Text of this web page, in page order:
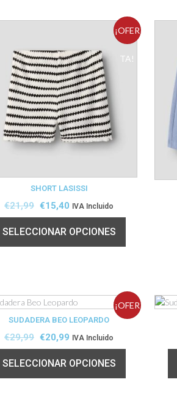
¡OFER
TA!
SHORT LASISSI
€21,99 €15,40 IVA Incluido
SELECCIONAR OPCIONES
¡OFER
SUDADERA BEO LEOPARDO
€29,99 €20,99 IVA Incluido
SELECCIONAR OPCIONES